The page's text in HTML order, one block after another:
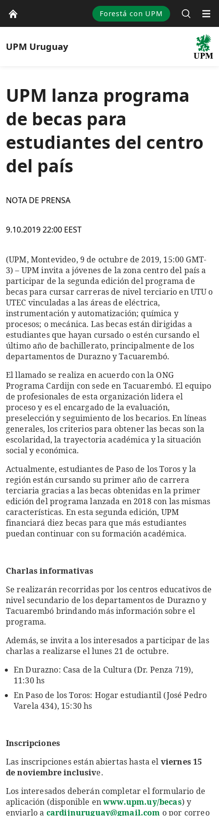
Forestá con UPM
UPM Uruguay
UPM lanza programa
de becas para
estudiantes del centro
del país
NOTA DE PRENSA
9.10.2019 22:00 EEST
(UPM, Montevideo, 9 de octubre de 2019, 15:00 GMT-
3) – UPM invita a jóvenes de la zona centro del país a
participar de la segunda edición del programa de
becas para cursar carreras de nivel terciario en UTU o
UTEC vinculadas a las áreas de eléctrica,
instrumentación y automatización; química y
procesos; o mecánica. Las becas están dirigidas a
estudiantes que hayan cursado o estén cursando el
último año de bachillerato, principalmente de los
departamentos de Durazno y Tacuarembó.
El llamado se realiza en acuerdo con la ONG
Programa Cardijn con sede en Tacuarembó. El equipo
de profesionales de esta organización lidera el
proceso y es el encargado de la evaluación,
preselección y seguimiento de los becarios. En líneas
generales, los criterios para obtener las becas son la
escolaridad, la trayectoria académica y la situación
social y económica.
Actualmente, estudiantes de Paso de los Toros y la
región están cursando su primer año de carrera
terciaria gracias a las becas obtenidas en la primer
edición del programa lanzada en 2018 con las mismas
características. En esta segunda edición, UPM
financiará diez becas para que más estudiantes
puedan continuar con su formación académica.
Charlas informativas
Se realizarán recorridas por los centros educativos de
nivel secundario de los departamentos de Durazno y
Tacuarembó brindando más información sobre el
programa.
Además, se invita a los interesados a participar de las
charlas a realizarse el lunes 21 de octubre.
En Durazno: Casa de la Cultura (Dr. Penza 719),
11:30 hs
En Paso de los Toros: Hogar estudiantil (José Pedro
Varela 434), 15:30 hs
Inscripciones
Las inscripciones están abiertas hasta el viernes 15
de noviembre inclusive.
Los interesados deberán completar el formulario de
aplicación (disponible enwww.upm.uy/becas) y
enviarlo a cardijnuruguay@gmail.com o por correo